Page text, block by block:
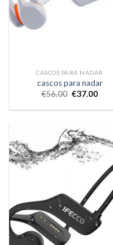
CASCOS PARA NADAR
cascos para nadar
€56.00 €37.00